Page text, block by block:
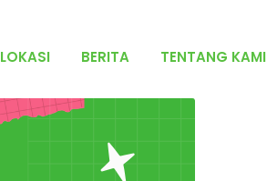
LOKASI BERITA TENTANG KAMI